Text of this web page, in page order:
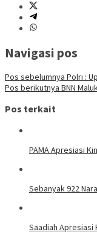
Navigasi pos
Pos sebelumnya Polri :
Pos berikutnya BNN
Pos terkait
PAMA Apresiasi
Sebanyak 922
Saadiah Apresiasi